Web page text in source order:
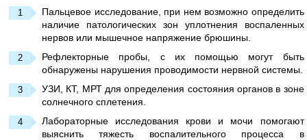
Пальцевое исследование, при нем возможно определить
наличие патологических зон уплотнения воспаленных
нервов или мышечное напряжение брюшины.
Рефлекторные пробы, с их помощью могут быть
обнаружены нарушения проводимости нервной системы.
УЗИ, КТ, МРТ для определения состояния органов в зоне
солнечного сплетения.
Лабораторные исследования крови и мочи помогают
выяснить тяжесть воспалительного процесса в